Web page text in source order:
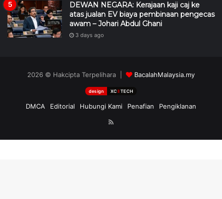
DEWAN NEGARA: Kerajaan kaji caj ke
atas jualan EV biaya pembinaan pengecas
awam – Johari Abdul Ghani
3 days ago
2026 © Hakcipta Terpelihara | BacalahMalaysia.my
design XCIITECH
DMCA Editorial Hubungi Kami Penafian
Pengiklanan